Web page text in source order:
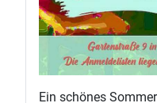
Ein schönes